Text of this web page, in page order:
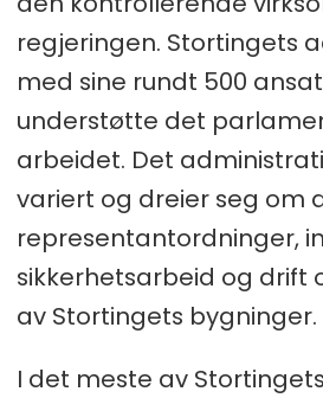
regjeringen. Stortingets
med sine rundt 500
understøtte det
arbeidet. Det
variert og dreier seg om
representantordninger,
sikkerhetsarbeid og drift
av Stortingets bygninger.
I det meste av